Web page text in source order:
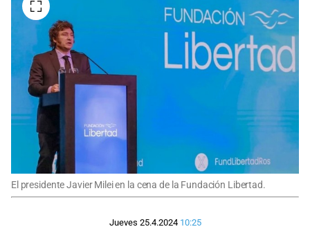
El presidente Javier Milei en la cena de la Fundación Libertad.
Jueves 25.4.2024 10:25